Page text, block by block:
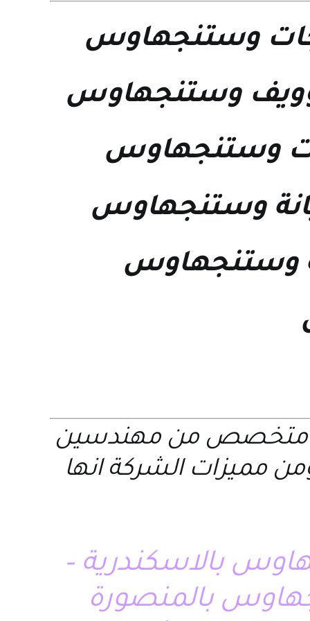
وستنجهاوس
وستنجهاوس
وستنجهاوس
وستنجهاوس
وستنجهاوس
متخصص من مهندسين
مميزات الشركة انها
بالاسكندرية –
بالمنصورة